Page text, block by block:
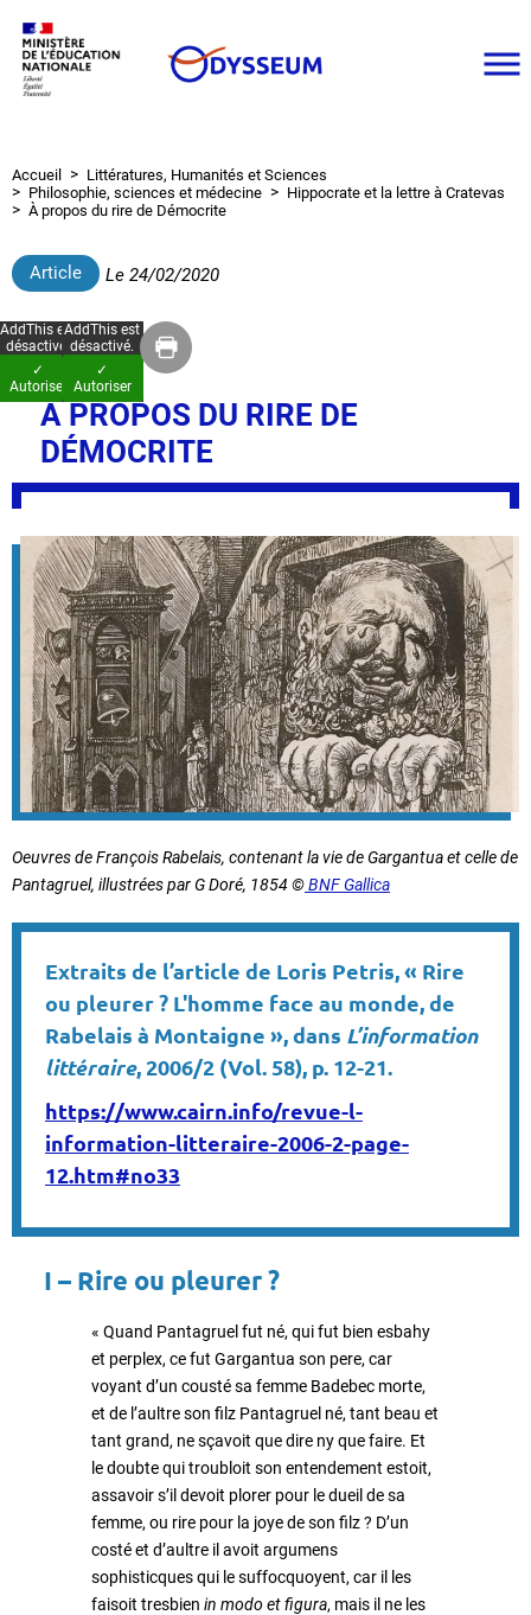
contenu
principal
Fil
d'Ariane
Accueil
Littératures, Humanités et Sciences
Philosophie, sciences et médecine
Hippocrate et la lettre à Cratevas
À propos du rire de Démocrite
Article Le 24/02/2020
AddThis est
désactivé.
✓
Autoriser
AddThis est
désactivé.
✓
Autoriser
À PROPOS DU RIRE DE
DÉMOCRITE
Oeuvres de François Rabelais, contenant la vie de Gargantua et celle de
Pantagruel, illustrées par G Doré, 1854 ©BNF Gallica
Extraits de l’article de Loris Petris, « Rire
ou pleurer ? L'homme face au monde, de
Rabelais à Montaigne », dans L’information
littéraire, 2006/2 (Vol. 58), p. 12-21.
https://www.cairn.info/revue-l-
information-litteraire-2006-2-page-
12.htm#no33
I – Rire ou pleurer ?
« Quand Pantagruel fut né, qui fut bien esbahy
et perplex, ce fut Gargantua son pere, car
voyant d’un cousté sa femme Badebec morte,
et de l’aultre son filz Pantagruel né, tant beau et
tant grand, ne sçavoit que dire ny que faire. Et
le doubte qui troubloit son entendement estoit,
assavoir s’il devoit plorer pour le dueil de sa
femme, ou rire pour la joye de son filz ? D’un
costé et d’aultre il avoit argumens
sophisticques qui le suffocquoyent, car il les
faisoit tresbien in modo et figura, mais il ne les